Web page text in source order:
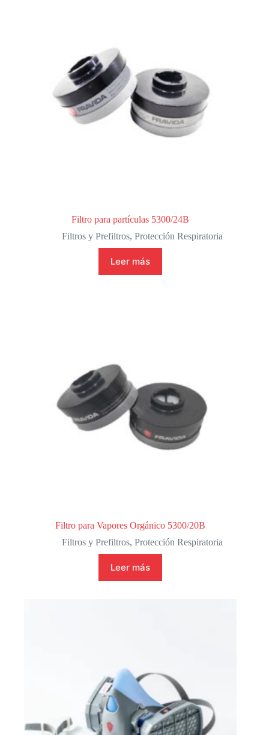
Filtro para partículas 5300/24B
Filtros y Prefiltros,Protección Respiratoria
Leer más
Filtro para Vapores Orgánico 5300/20B
Filtros y Prefiltros,Protección Respiratoria
Leer más